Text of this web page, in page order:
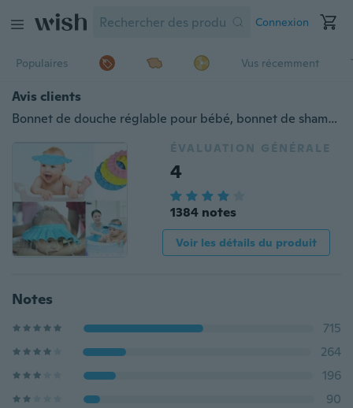
Connexion
Populaires Vus récemment
Avis clients
Bonnet de douche réglable pour bébé, bonnet de shampoing pour enfants, chapeau imperméable de cheveux de lavage de bain de santé d'enfants
ÉVALUATION GÉNÉRALE
4
1384 notes
Voir les détails du produit
Notes
715
264
196
90